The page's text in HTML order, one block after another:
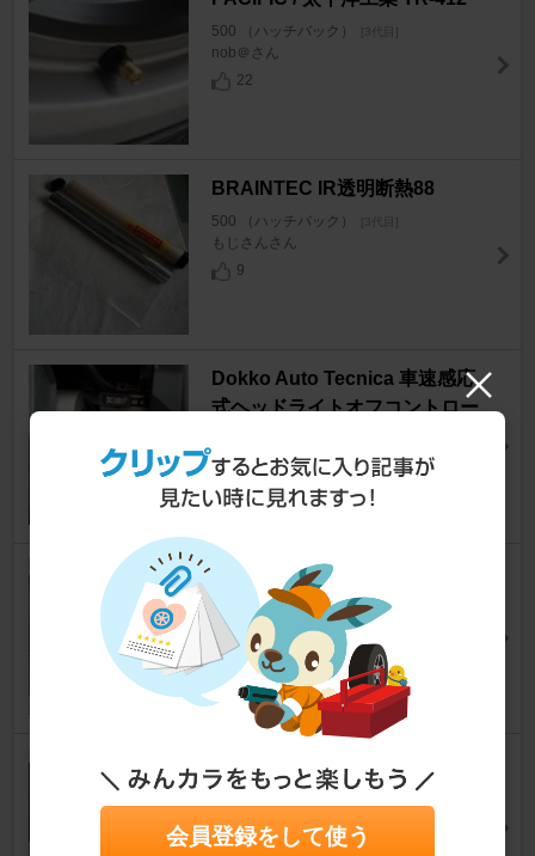
500 （ハッチバック） [3代目]
nob＠さん
22
BRAINTEC IR透明断熱88
500 （ハッチバック） [3代目]
もじさんさん
9
Dokko Auto Tecnica 車速感応
式ヘッドライトオフコントロー
500 （ハッチバック） [3代目]
pandaごはんださん
不明 ウェザードラフトシールス
トリップ
500 （ハッチバック）
知覧峠のヌボラーリさん
11
ハー
500 （ハッチバック） [3代目]
xedos4240さん
会員登録をして使う